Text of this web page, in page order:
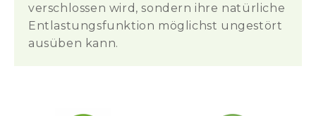
aus äußerer Pflege und innerer Versorgung
– für Menschen, die die Sonne bewusst
genießen möchten.
verschlossen wird, sondern ihre natürliche
Entlastungsfunktion möglichst ungestört
ausüben kann.